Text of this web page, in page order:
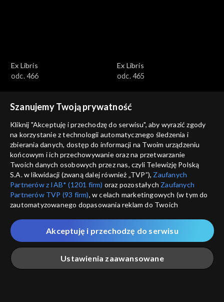
Ex Libris
odc. 466
Ex Libris
odc. 465
Ex Libris
odc. 464
Ex Libris
odc. 463
Ex Libris
odc. 462
Ex Libris
Szanujemy Twoją prywatność
Kliknij "Akceptuję i przechodzę do serwisu", aby wyrazić zgody
na korzystanie z technologii automatycznego śledzenia i
zbierania danych, dostęp do informacji na Twoim urządzeniu
końcowym i ich przechowywanie oraz na przetwarzanie
Twoich danych osobowych przez nas, czyli Telewizję Polską
S.A. w likwidacji (zwaną dalej również „TVP”), Zaufanych
Partnerów z IAB* (1201 firm) oraz pozostałych Zaufanych
Partnerów TVP (93 firm), w celach marketingowych (w tym do
zautomatyzowanego dopasowania reklam do Twoich
które wskazujemy poniżej, a także zgody na udostępnianie
przez nas identyfikatora PPID do Google.
Twoje dane osobowe zbierane podczas odwiedzania przez
Ciebie naszych
poszczególnych serwisówzwanych dalej
„Portalem”, w tym informacje zapisywane za pomocą
Ustawienia zaawansowane
Akceptuję i przechodzę do serwisu